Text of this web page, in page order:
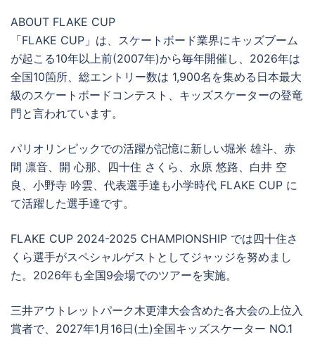
ABOUT FLAKE CUP
「FLAKE CUP」は、スケートボード業界にキッズブーム
が起こる10年以上前(2007年)から毎年開催し、2026年は
全国10箇所、総エントリー数は 1,900名を集める日本最大
級のスケートボードコンテスト、キッズスケーターの登竜
門と言われています。
パリオリンピックでの活躍が記憶に新しい堀米 雄斗、赤
間 凛音、開 心那、四十住 さくら、永原 悠路、白井 空
良、小野寺 吟雲、代表選手達も小学時代 FLAKE CUP に
て活躍した選手達です。
FLAKE CUP 2024-2025 CHAMPIONSHIP では四十住さ
くら選手がスペシャルゲストとしてジャッジを努めまし
た。2026年も全国9会場でのツアーを実施。
三井アウトレットパーク木更津大会含めた各大会の上位入
賞者で、2027年1月16日(土)全国キッズスケーター NO.1